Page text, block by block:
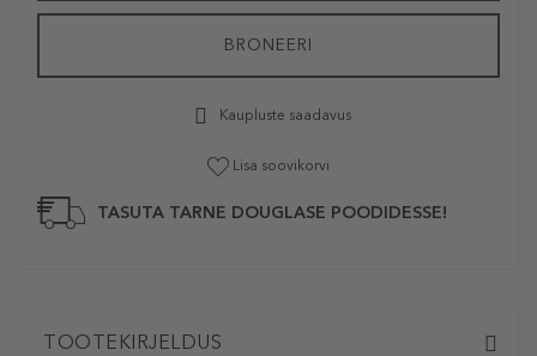
BRONEERI
Kaupluste saadavus
Lisa soovikorvi
TASUTA TARNE DOUGLASE POODIDESSE!
TOOTEKIRJELDUS